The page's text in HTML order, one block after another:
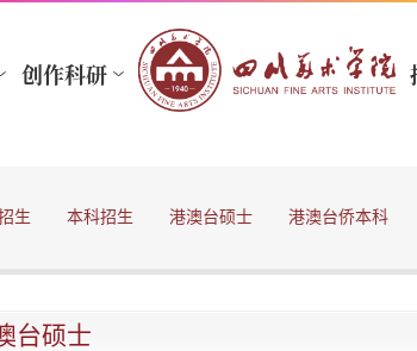
生 本科招生 港澳台硕士 港澳台侨本科
台硕士